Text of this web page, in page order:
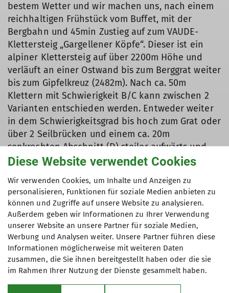
bestem Wetter und wir machen uns, nach einem
reichhaltigen Frühstück vom Buffet, mit der
Bergbahn und 45min Zustieg auf zum VAUDE-
Klettersteig „Gargellener Köpfe“. Dieser ist ein
alpiner Klettersteig auf über 2200m Höhe und
verläuft an einer Ostwand bis zum Berggrat weiter
bis zum Gipfelkreuz (2482m). Nach ca. 50m
Klettern mit Schwierigkeit B/C kann zwischen 2
Varianten entschieden werden. Entweder weiter
in dem Schwierigkeitsgrad bis hoch zum Grat oder
über 2 Seilbrücken und einem ca. 20m
senkrechten Abschnitt (D) steiler aufwärts und
dann ebenfalls bis zum Grat. Auf dem Grat entlang
A/B bewertet. Dieser „Eisenweg“ bietet ein
großartiges Bergpanorama und ein
abenteuerliches, alpines Klettererlebnis. Vom
Gipfelkreuz kommt man in ca. 45min zurück zur
Bergstation der Schafbergbahn.
Zusammengefasst waren die 2 Tage in Gargellen
ein abwechslungsreiches, sehr schönes
Klettererlebnis in den Montafoner Bergen mit
Diese Website verwendet Cookies
Wir verwenden Cookies, um Inhalte und Anzeigen zu
personalisieren, Funktionen für soziale Medien anbieten zu
können und Zugriffe auf unsere Website zu analysieren.
Außerdem geben wir Informationen zu Ihrer Verwendung
unserer Website an unsere Partner für soziale Medien,
Werbung und Analysen weiter. Unsere Partner führen diese
Informationen möglicherweise mit weiteren Daten
zusammen, die Sie ihnen bereitgestellt haben oder die sie
im Rahmen Ihrer Nutzung der Dienste gesammelt haben.